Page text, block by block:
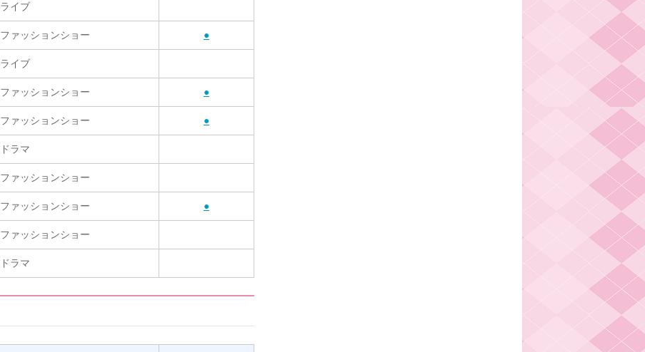
ライブ
ファッションショー ●
ライブ
ファッションショー ●
ファッションショー ●
ドラマ
ファッションショー
ファッションショー ●
ファッションショー
ドラマ